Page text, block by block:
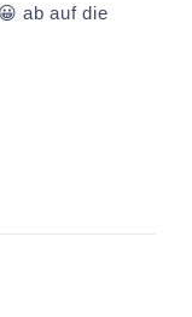
ab auf die